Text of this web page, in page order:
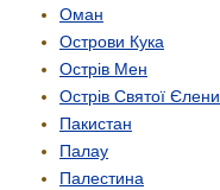
Оман
Острови Кука
Острів Мен
Острів Святої Єлени
Пакистан
Палау
Палестина